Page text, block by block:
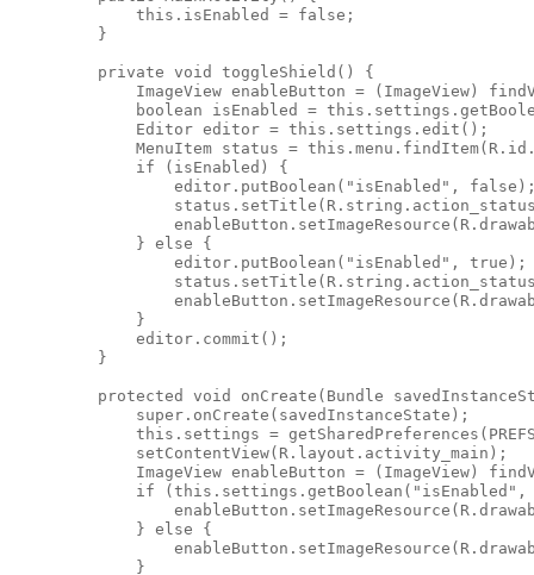
        this.isEnabled = false;
    }
    private void toggleShield() {
ImageView enableButton = (ImageView)
boolean isEnabled =
        Editor editor = this.settings.edit();
MenuItem status =
        if (isEnabled) {
editor.putBoolean("isEnabled",
        } else {
            editor.putBoolean("isEnabled", true);
        }
        editor.commit();
    }
protected void onCreate(Bundle
        super.onCreate(savedInstanceState);
this.settings =
        setContentView(R.layout.activity_main);
ImageView enableButton = (ImageView)
if (this.settings.getBoolean("isEnabled",
        } else {
        }